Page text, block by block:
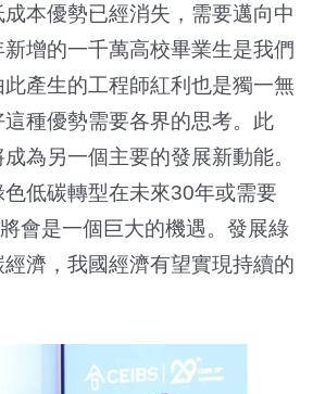
本優勢已經消失，需要邁向中
增的一千萬高校畢業生是我們
產生的工程師紅利也是獨一無
種優勢需要各界的思考。此
為另一個主要的發展新動能。
色低碳轉型在未來30年或需要
會是一個巨大的機遇。發展綠
濟，我國經濟有望實現持續的